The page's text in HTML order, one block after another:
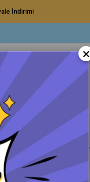
İndirimi
Aksesuarlar ve Makineler
×